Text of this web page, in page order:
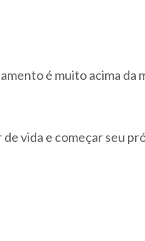
é muito acima da
de vida e começar seu